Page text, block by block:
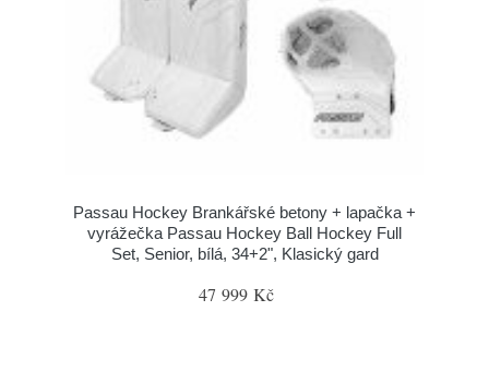
Passau Hockey Brankářské betony + lapačka +
vyrážečka Passau Hockey Ball Hockey Full
Set, Senior, bílá, 34+2", Klasický gard
47 999 Kč